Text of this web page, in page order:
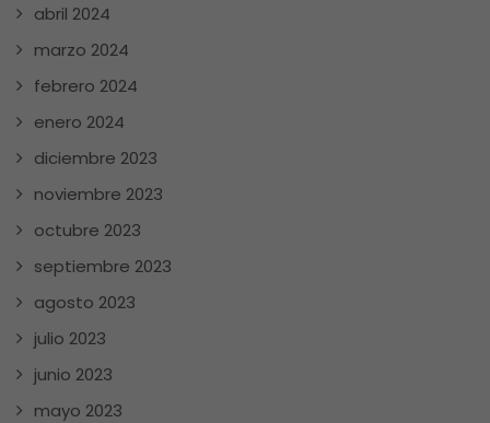
abril 2024
marzo 2024
febrero 2024
enero 2024
diciembre 2023
noviembre 2023
octubre 2023
septiembre 2023
agosto 2023
julio 2023
junio 2023
mayo 2023